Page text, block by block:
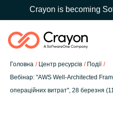
Crayon is becoming
Головна Центр ресурсів
Події
Вебінар: "AWS Well-Architected
операційних витрат", 28 березня
Пошук
Наша